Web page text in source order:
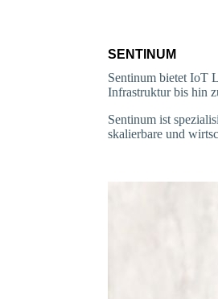
SENTINUM
Sentinum bietet IoT
Infrastruktur bis hin
Sentinum ist
skalierbare und